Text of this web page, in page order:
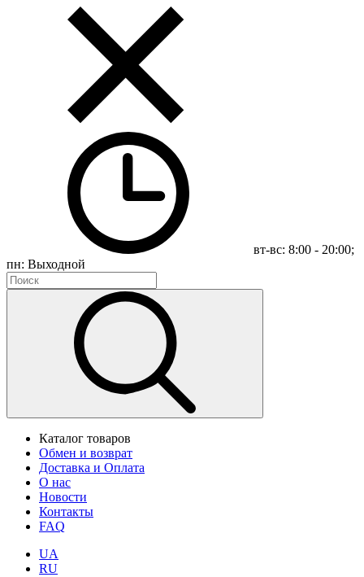
вт-вс: 8:00 - 20:00;
пн: Выходной
Каталог товаров
Обмен и возврат
Доставка и Оплата
О нас
Новости
Контакты
FAQ
UA
RU